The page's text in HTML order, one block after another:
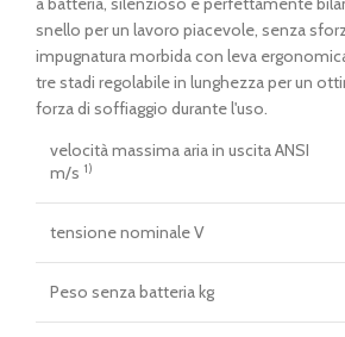
era:
€ 429,00.
è:
€ 399,00.
snello per un lavoro piacevole, senza
impugnatura morbida con leva
tre stadi regolabile in lunghezza per un
forza di soffiaggio durante l'uso.
velocità massima aria in uscita ANSI
m/s 1)
tensione nominale V
Peso senza batteria kg